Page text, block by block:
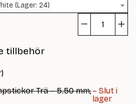
(Lager: 24)
tillbehör
Trä – 5.50 mm,– Slut i
lager